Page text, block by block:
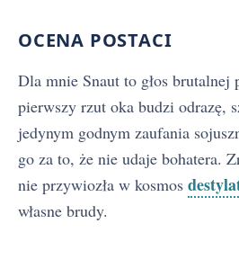
OCENA POSTACI
Dla mnie Snaut to głos brutalnej
pierwszy rzut oka budzi odrazę,
jedynym godnym zaufania
go za to, że nie udaje bohatera.
nie przywiozła w kosmos
własne brudy.